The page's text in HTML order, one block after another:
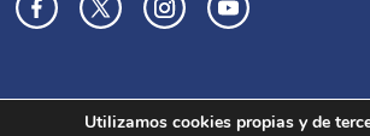
Utilizamos cookies propias y de